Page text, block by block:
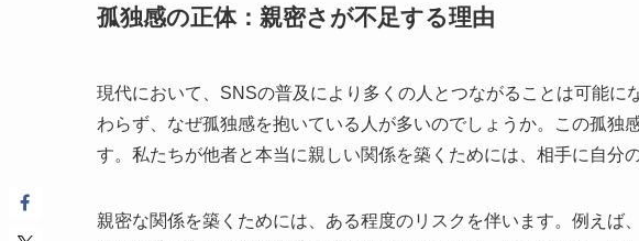
孤独感の正体：親密さが不足する理由
現代において、SNSの普及により多くの人とつながることは可能に
わらず、なぜ孤独感を抱いている人が多いのでしょうか。この孤独
す。私たちが他者と本当に親しい関係を築くためには、相手に自分
親密な関係を築くためには、ある程度のリスクを伴います。例えば